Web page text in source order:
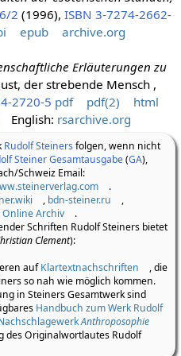
2 (1996),ISBN 3-7274-2662-
epub
archive.org
Erläuterungen zu
der strebende Mensch ,
2720-5 pdf pdf(2)
html
English: rsarchive.org
Rudolf Steinersfolgen, wenn nicht
Steiner Gesamtausgabe(GA),
Schweiz Email:
.
, bdn-steiner.ru
,
Online Archiv
.
Schriften Rudolf Steiners bietet
Clement):
aufKlartextnachschriften
, die
so nah wie möglich kommen.
in Steiners Gesamtwerk sind
Handbuch zum Werk Rudolf
Anthroposophie
des Originalwortlautes Rudolf